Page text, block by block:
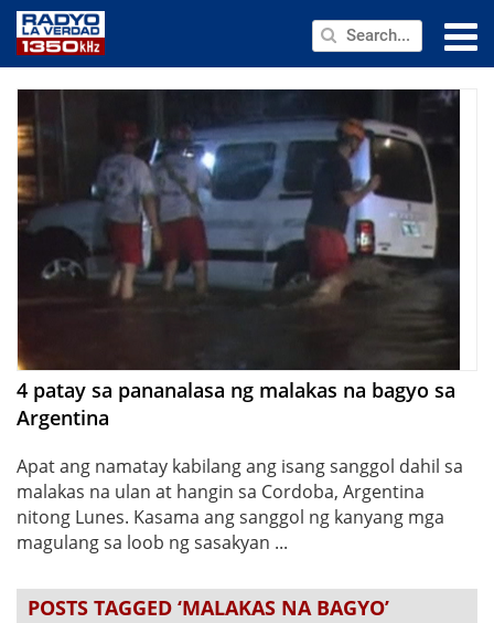
ANNOUNCEMENTS
PROGRAMS
ABOUT
CONTACT US
4 patay sa pananalasa ng malakas na bagyo sa
Argentina
Apat ang namatay kabilang ang isang sanggol dahil sa
malakas na ulan at hangin sa Cordoba, Argentina
nitong Lunes. Kasama ang sanggol ng kanyang mga
magulang sa loob ng sasakyan ...
POSTS TAGGED ‘MALAKAS NA BAGYO’